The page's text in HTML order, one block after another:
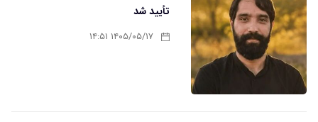
تأیید شد
۱۴۰۵/۰۵/۱۷ ۱۴:۵۱